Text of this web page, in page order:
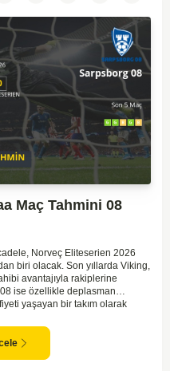
Maç Tahmini 08
Norveç Eliteserien 2026
biri olacak. Son yıllarda Viking,
avantajıyla rakiplerine
ise özellikle deplasman
yaşayan bir takım olarak
potansiyeli olsa da,
zorlandıkları biliniyor. Bu
bir maç beklenebilir.